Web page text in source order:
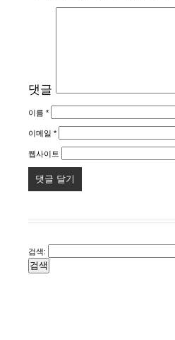
댓글
이름 *
이메일 *
웹사이트
검색: